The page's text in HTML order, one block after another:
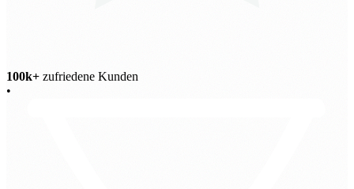
100k+ zufriedene Kunden
•